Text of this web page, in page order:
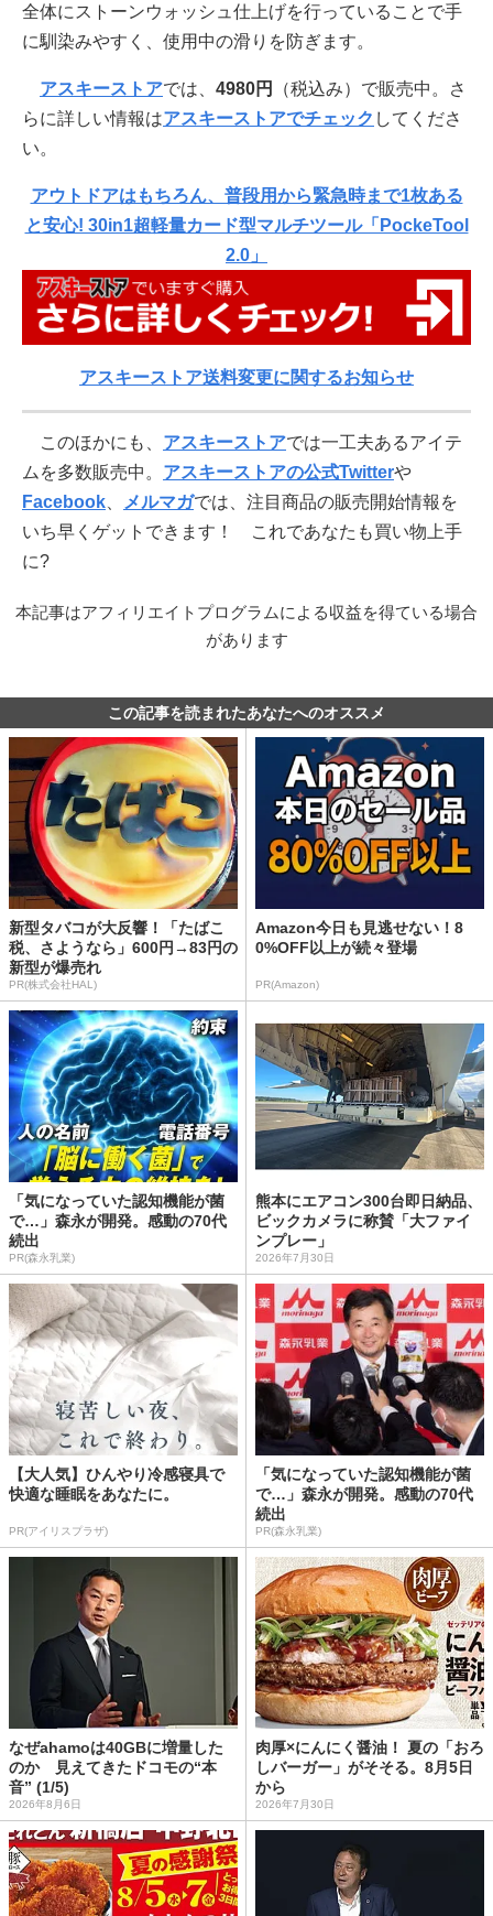
全体にストーンウォッシュ仕上げを行っていることで手
に馴染みやすく、使用中の滑りを防ぎます。
アスキーストアでは、 4980円
（税込み）で販売中。さ
らに詳しい情報はアスキーストアでチェック してくださ
い。
アウトドアはもちろん、普段用から緊急時まで1枚ある
と安心! 30in1超軽量カード型マルチツール「PockeTool
2.0」
アスキーストア送料変更に関するお知らせ
このほかにも、 アスキーストアでは一工夫あるアイテ
ムを多数販売中。 アスキーストアの公式Twitterや
Facebook
メルマガでは、注目商品の販売開始情報を
いち早くゲットできます！ これであなたも買い物上手
に?
本記事はアフィリエイトプログラムによる収益を得ている場合
があります
この記事を読まれたあなたへのオススメ
新型タバコが大反響！「たばこ
税、さようなら」600円→83円の
新型が爆売れ
PR(株式会社HAL)
Amazon今日も見逃せない！8
0%OFF以上が続々登場
PR(Amazon)
「気になっていた認知機能が菌
で…」森永が開発。感動の70代
続出
PR(森永乳業)
熊本にエアコン300台即日納品、
ビックカメラに称賛「大ファイ
ンプレー」
2026年7月30日
【大人気】ひんやり冷感寝具で
快適な睡眠をあなたに。
PR(アイリスプラザ)
「気になっていた認知機能が菌
で…」森永が開発。感動の70代
続出
PR(森永乳業)
なぜahamoは40GBに増量した
のか 見えてきたドコモの“本
音” (1/5)
2026年8月6日
肉厚×にんにく醤油！ 夏の「おろ
しバーガー」がそそる。8月5日
から
2026年7月30日